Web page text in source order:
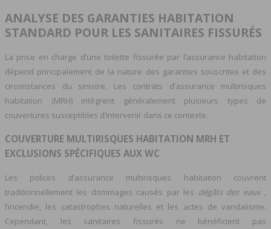
ANALYSE DES GARANTIES HABITATION
STANDARD POUR LES SANITAIRES FISSURÉS
La prise en charge d’une toilette fissurée par l’assurance habitation
dépend principalement de la nature des garanties souscrites et des
circonstances du sinistre. Les contrats d’assurance multirisques
habitation (MRH) intègrent généralement plusieurs types de
couvertures susceptibles d’intervenir dans ce contexte.
COUVERTURE MULTIRISQUES HABITATION MRH ET
EXCLUSIONS SPÉCIFIQUES AUX WC
Les polices d’assurance multirisques habitation couvrent
traditionnellement les dommages causés par les dégâts des eaux
l’incendie, les catastrophes naturelles et les actes de vandalisme.
Cependant, les sanitaires fissurés ne bénéficient pas